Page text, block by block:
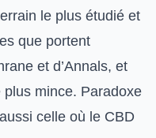
le plus étudié et
que portent
et d’Annals, et
plus mince. Paradoxe
celle où le CBD